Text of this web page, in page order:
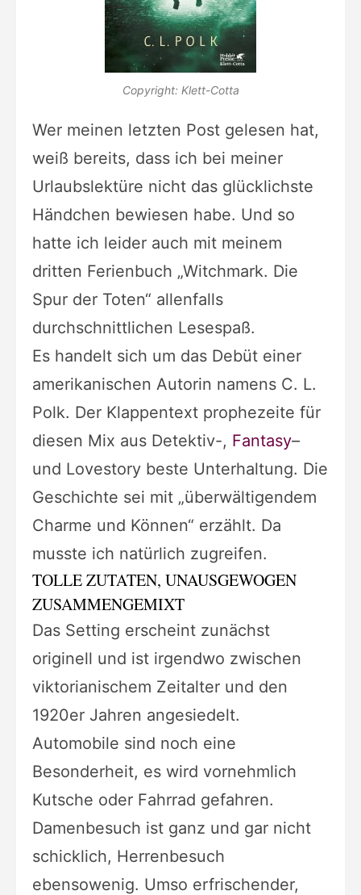
Copyright: Klett-Cotta
Wer meinen letzten Post gelesen hat,
weiß bereits, dass ich bei meiner
Urlaubslektüre nicht das glücklichste
Händchen bewiesen habe. Und so
hatte ich leider auch mit meinem
dritten Ferienbuch „Witchmark. Die
Spur der Toten“ allenfalls
durchschnittlichen Lesespaß.
Es handelt sich um das Debüt einer
amerikanischen Autorin namens C. L.
Polk. Der Klappentext prophezeite für
diesen Mix aus Detektiv-, Fantasy–
und Lovestory beste Unterhaltung. Die
Geschichte sei mit „überwältigendem
Charme und Können“ erzählt. Da
musste ich natürlich zugreifen.
TOLLE ZUTATEN, UNAUSGEWOGEN
ZUSAMMENGEMIXT
Das Setting erscheint zunächst
originell und ist irgendwo zwischen
viktorianischem Zeitalter und den
1920er Jahren angesiedelt.
Automobile sind noch eine
Besonderheit, es wird vornehmlich
Kutsche oder Fahrrad gefahren.
Damenbesuch ist ganz und gar nicht
schicklich, Herrenbesuch
ebensowenig. Umso erfrischender,